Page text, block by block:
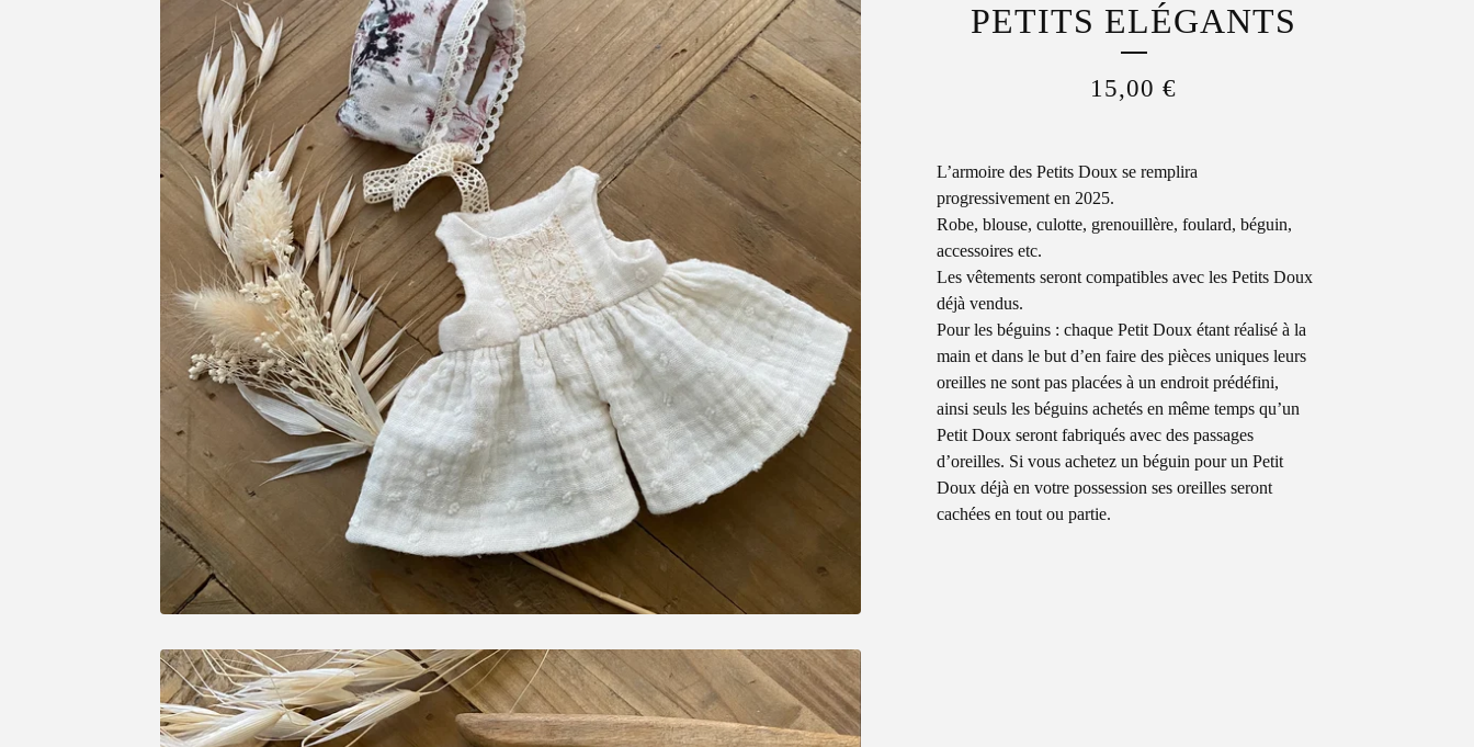
PETITS ELÉGANTS
15,00€
L’armoire des Petits Doux se remplira
progressivement en 2025.
Robe, blouse, culotte, grenouillère, foulard, béguin,
accessoires etc.
Les vêtements seront compatibles avec les Petits Doux
déjà vendus.
Pour les béguins : chaque Petit Doux étant réalisé à la
main et dans le but d’en faire des pièces uniques leurs
oreilles ne sont pas placées à un endroit prédéfini,
ainsi seuls les béguins achetés en même temps qu’un
Petit Doux seront fabriqués avec des passages
d’oreilles. Si vous achetez un béguin pour un Petit
Doux déjà en votre possession ses oreilles seront
cachées en tout ou partie.